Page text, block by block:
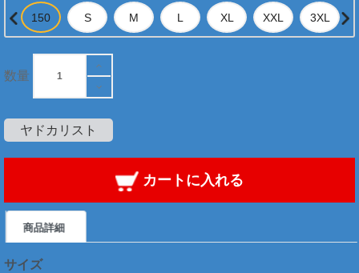
数量
ヤドカリスト
カートに入れる
商品詳細
サイズ